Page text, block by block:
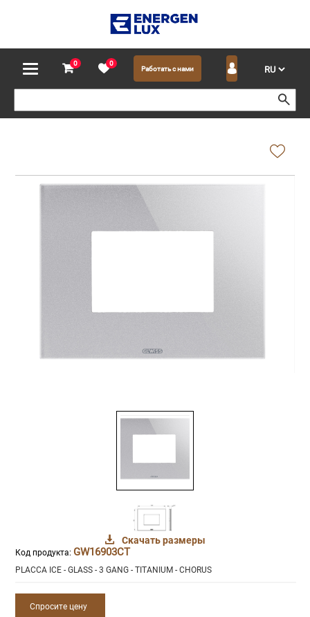
0 0
Работать с нами
Скачать размеры
Код продукта: GW16903CT
PLACCA ICE - GLASS - 3 GANG - TITANIUM - CHORUS
Спросите цену